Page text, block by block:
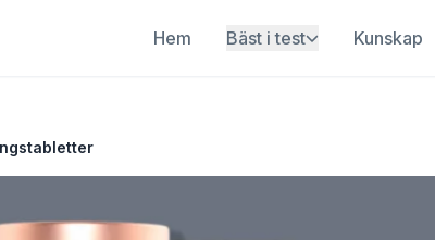
Hem Bäst i test Kunskap